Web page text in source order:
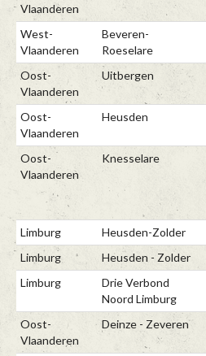
Vlaanderen
West-
Vlaanderen
Beveren-
Roeselare
Oost-
Vlaanderen
Uitbergen
Oost-
Vlaanderen
Heusden
Oost-
Vlaanderen
Knesselare
Limburg Heusden-Zolder
Limburg
Heusden - Zolder
Limburg
Drie Verbond
Noord Limburg
Oost-
Vlaanderen
Deinze - Zeveren